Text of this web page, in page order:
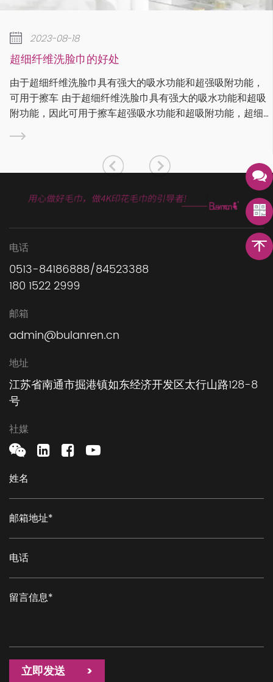
18
脸巾的好处
洗脸巾具有强大的吸水功能和超强吸附功能，
于超细纤维洗脸巾具有强大的吸水功能和超吸
可用于擦车超强吸水功能和超吸附功能，超细
用于擦车 由于其强大的吸水功能和超吸附功
脸巾...
在某些情
的。要去
来捕获绒
电话
0513-84186888/84523388
180 1522 2999
邮箱
admin@bulanren.cn
地址
江苏省南通市掘港镇如东经济开发区太行山路128-8
号
社媒
立即发送 >